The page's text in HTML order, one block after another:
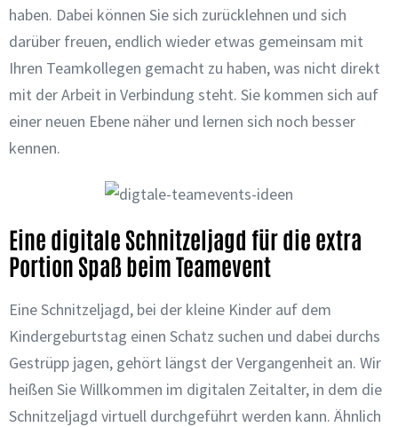
haben. Dabei können Sie sich zurücklehnen und sich
darüber freuen, endlich wieder etwas gemeinsam mit
Ihren Teamkollegen gemacht zu haben, was nicht direkt
mit der Arbeit in Verbindung steht. Sie kommen sich auf
einer neuen Ebene näher und lernen sich noch besser
kennen.
Eine digitale Schnitzeljagd für die extra
Portion Spaß beim Teamevent
Eine Schnitzeljagd, bei der kleine Kinder auf dem
Kindergeburtstag einen Schatz suchen und dabei durchs
Gestrüpp jagen, gehört längst der Vergangenheit an. Wir
heißen Sie Willkommen im digitalen Zeitalter, in dem die
Schnitzeljagd virtuell durchgeführt werden kann. Ähnlich